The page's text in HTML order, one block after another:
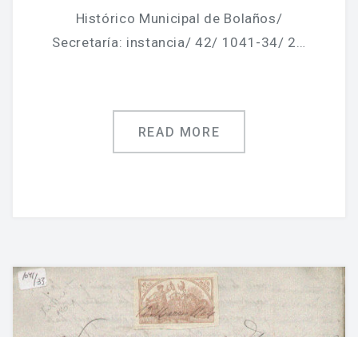
Histórico Municipal de Bolaños/
Secretaría: instancia/ 42/ 1041-34/ 2…
READ MORE